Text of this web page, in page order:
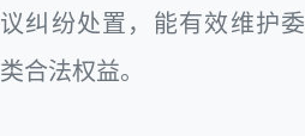
议纠纷处置，能有效维护
类合法权益。